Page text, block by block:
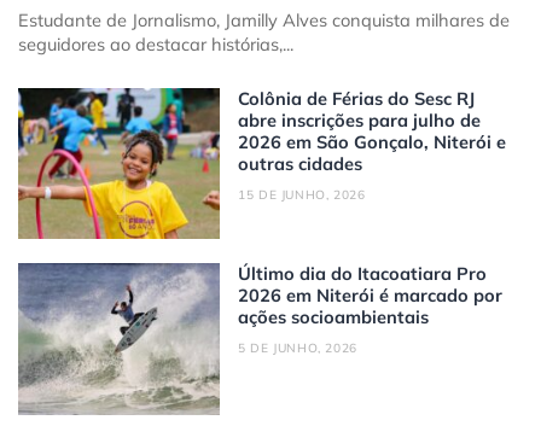
Estudante de Jornalismo, Jamilly Alves conquista milhares de
seguidores ao destacar histórias,...
Colônia de Férias do Sesc RJ
abre inscrições para julho de
2026 em São Gonçalo, Niterói e
outras cidades
15 DE JUNHO, 2026
Último dia do Itacoatiara Pro
2026 em Niterói é marcado por
ações socioambientais
5 DE JUNHO, 2026